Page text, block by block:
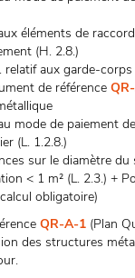
éléments de
(H. 2.8.)
relatif aux garde-
de référence
mode de paiement
(L. 1.2.8.)
sur le diamètre
< 1 m² (L. 2.3.) +
obligatoire)
QR-A-1 (Plan
des structures